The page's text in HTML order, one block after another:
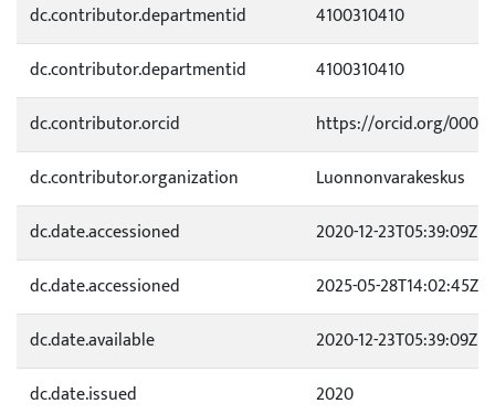
dc.contributor.departmentid
4100310410
dc.contributor.departmentid
4100310410
dc.contributor.orcid
https://orcid.org/0000-
dc.contributor.organization
Luonnonvarakeskus
dc.date.accessioned
2020-12-23T05:39:09Z
dc.date.accessioned
2025-05-28T14:02:45Z
dc.date.available
2020-12-23T05:39:09Z
dc.date.issued
2020